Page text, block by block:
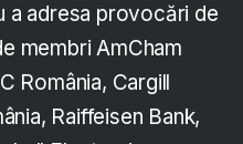
a adresa provocări de
membri AmCham
România, Cargill
Raiffeisen Bank,